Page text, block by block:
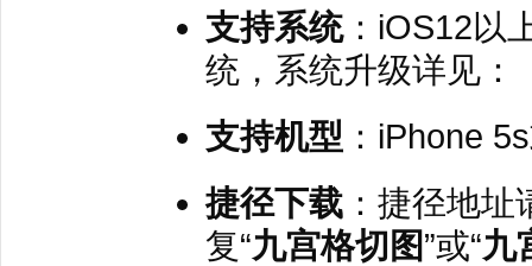
支持系统：iOS12以
统，系统升级详见：
支持机型 ：iPhone
捷径下载 ：捷径地
复“九宫格切图”或“九